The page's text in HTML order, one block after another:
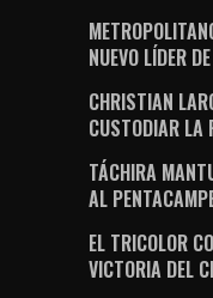
NUEVO LÍDER
CHRISTIAN
CUSTODIAR LA
TÁCHIRA
AL
EL TRICOLOR
VICTORIA DEL